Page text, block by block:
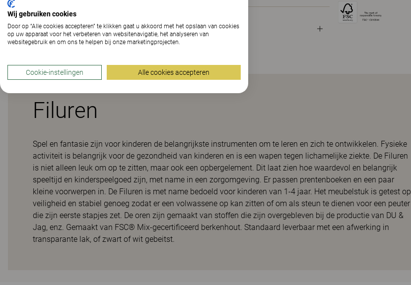
The Better Effect Index (2,07)
Filuren
Spel en fantasie zijn voor kinderen de belangrijkste instrumenten om te leren en zich te ontwikkelen. Fysieke
activiteit is belangrijk voor de gezondheid van kinderen en is een wapen tegen lichamelijke ziekte. De Filuren
is niet alleen leuk om op te zitten, maar ook een opbergelement. Dit laat zien hoe waardevol en belangrijk
speeltijd en kinderspeelgoed zijn, met name in een zorgomgeving. Er passen prentenboeken en een paar
kleine voorwerpen in. De Filuren is met name bedoeld voor kinderen van 1-4 jaar. Het meubelstuk is getest op
veiligheid en stabiel genoeg zodat er een volwassene op kan zitten of om als steun te dienen voor een peuter
die zijn eerste stapjes zet. De oren zijn gemaakt van stoffen die zijn overgebleven bij de productie van DU &
Jag, enz. Gemaakt van FSC® Mix-gecertificeerd berkenhout. Standaard leverbaar met een afwerking in
transparante lak, of zwart of wit gebeitst.
Wij gebruiken cookies
Door op “Alle cookies accepteren” te klikken gaat u akkoord met het opslaan van cookies
op uw apparaat voor het verbeteren van websitenavigatie, het analyseren van
websitegebruik en om ons te helpen bij onze marketingprojecten.
Cookie-instellingen Alle cookies accepteren